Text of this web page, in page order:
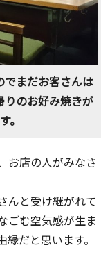
まだお客さんは
のお好み焼きが
。
お店の人がみなさ
んと受け継がれて
ごむ空気感が生ま
だと思います。